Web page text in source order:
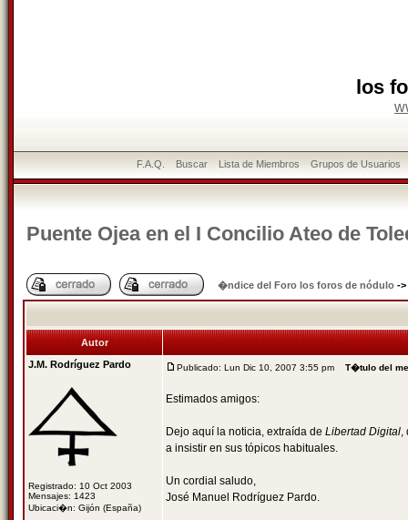
los
F.A.Q. Buscar Lista de Miembros Grupos de Usuarios
Puente Ojea en el I Concilio Ateo de
�ndice del Foro los foros de nódulo ->
Autor
J.M. Rodríguez Pardo
Registrado: 10 Oct 2003
Mensajes: 1423
Ubicaci�n: Gijón (España)
Publicado: Lun Dic 10, 2007 3:55 pm T�tulo del
Estimados amigos:
Dejo aquí la noticia, extraída de Libertad Digital,
a insistir en sus tópicos habituales.
Un cordial saludo,
José Manuel Rodríguez Pardo.